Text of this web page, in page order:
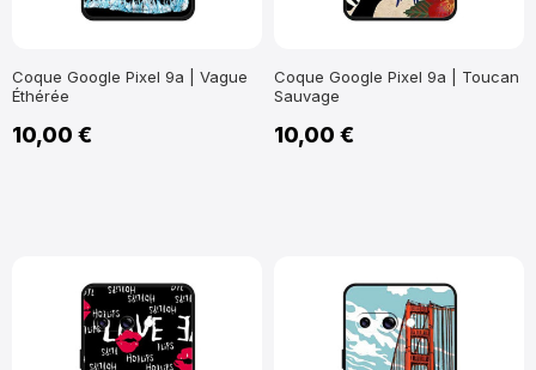
Coque Google Pixel 9a | Vague
Éthérée
10,00 €
Coque Google Pixel 9a | Toucan
Sauvage
10,00 €